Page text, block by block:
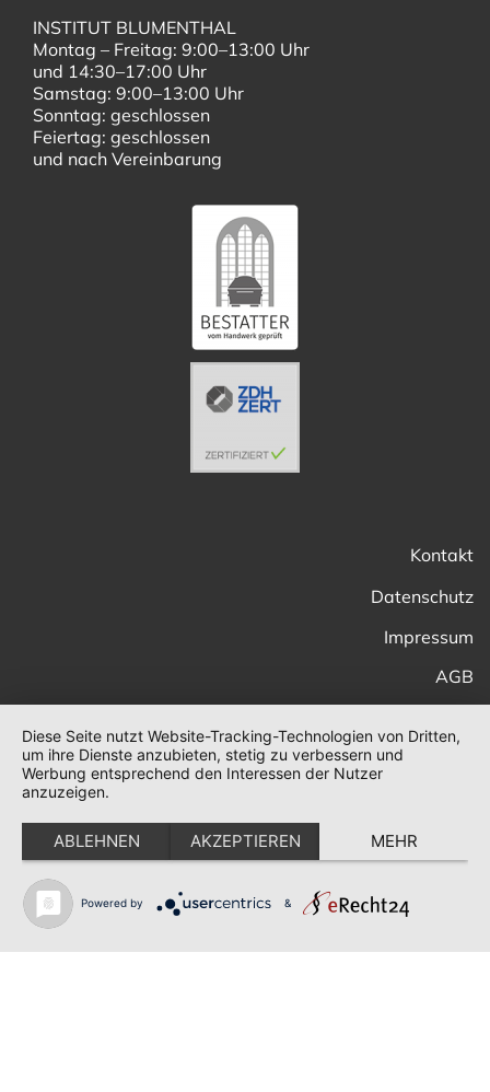
INSTITUT BLUMENTHAL
Montag – Freitag: 9:00–13:00 Uhr
und 14:30–17:00 Uhr
Samstag: 9:00–13:00 Uhr
Sonntag: geschlossen
Feiertag: geschlossen
und nach Vereinbarung
Kontakt
Datenschutz
Impressum
AGB
Diese Seite nutzt Website-Tracking-Technologien von Dritten,
um ihre Dienste anzubieten, stetig zu verbessern und
Werbung entsprechend den Interessen der Nutzer
anzuzeigen.
ABLEHNEN AKZEPTIEREN MEHR
Powered by &